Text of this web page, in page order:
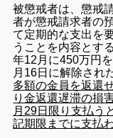
被懲戒者は、懲戒
者が懲戒請求者の
て定期的な支出を
うことを内容とす
年12月に450万円
月16日に解除され
多額の金員を返還
り金返還遅滞の損
月29日限り支払う
記期限までに支払